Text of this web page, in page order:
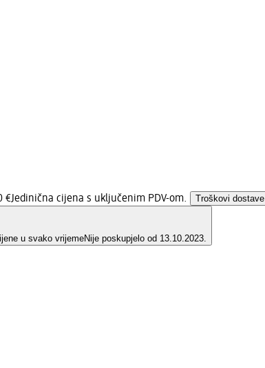
€Jedinična cijena s uključenim PDV-om. Troškovi dostave
u svako vrijemeNije poskupjelo od 13.10.2023.